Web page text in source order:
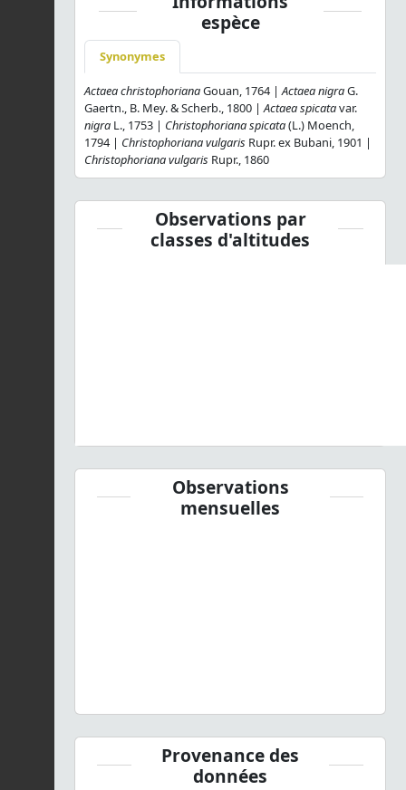
espèce
Synonymes
Actaea christophorianaGouan, 1764 |Actaea nigraG.
Gaertn., B. Mey. & Scherb., 1800 |Actaea spicatavar.
nigra L., 1753 | Christophoriana spicata(L.) Moench,
1794 | Christophoriana vulgaris Rupr. ex Bubani, 1901 |
Christophoriana vulgaris Rupr., 1860
Observations par
classes d'altitudes
Observations
mensuelles
Provenance des
données